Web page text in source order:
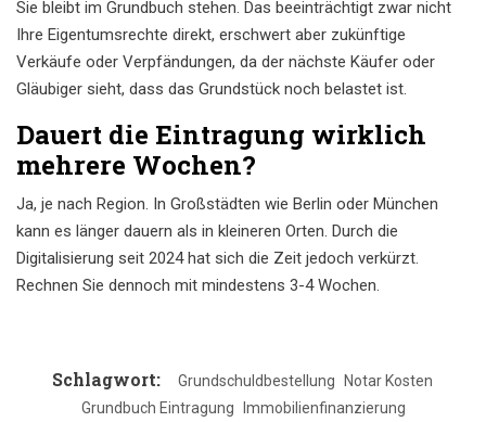
Sie bleibt im Grundbuch stehen. Das beeinträchtigt zwar nicht
Ihre Eigentumsrechte direkt, erschwert aber zukünftige
Verkäufe oder Verpfändungen, da der nächste Käufer oder
Gläubiger sieht, dass das Grundstück noch belastet ist.
Dauert die Eintragung wirklich
mehrere Wochen?
Ja, je nach Region. In Großstädten wie Berlin oder München
kann es länger dauern als in kleineren Orten. Durch die
Digitalisierung seit 2024 hat sich die Zeit jedoch verkürzt.
Rechnen Sie dennoch mit mindestens 3-4 Wochen.
Schlagwort: Grundschuldbestellung
Notar Kosten
Grundbuch Eintragung
Immobilienfinanzierung